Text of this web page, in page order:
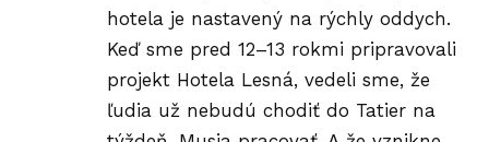
hotela je nastavený na rýchly oddych.
Keď sme pred 12–13 rokmi pripravovali
projekt Hotela Lesná, vedeli sme, že
ľudia už nebudú chodiť do Tatier na